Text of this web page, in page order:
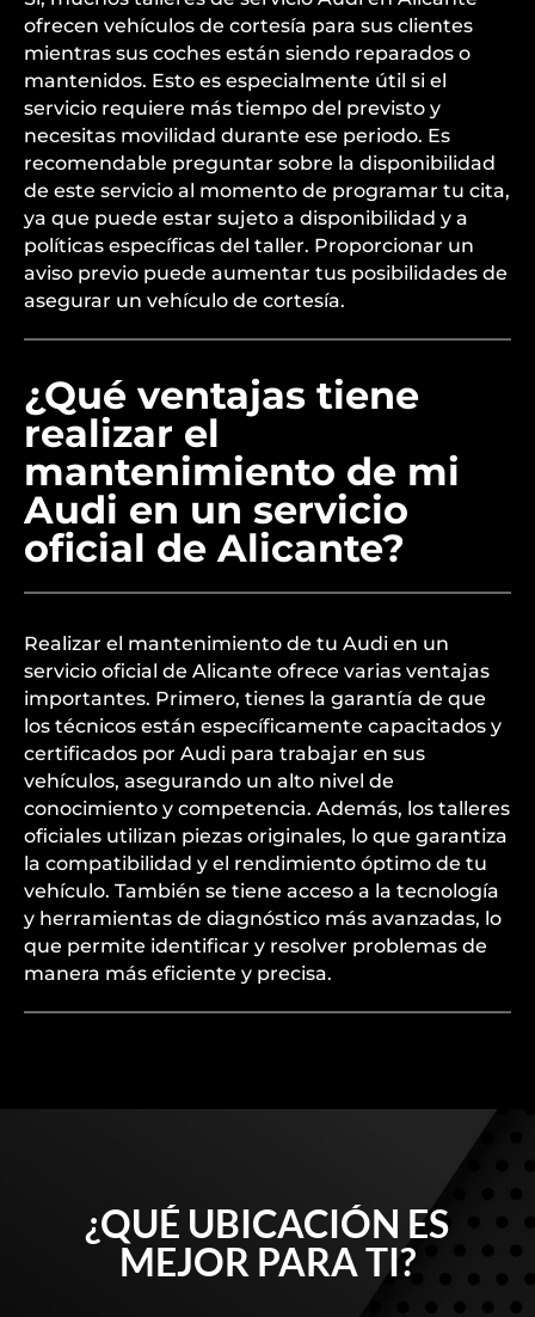
ofrecen vehículos de cortesía para sus clientes
mientras sus coches están siendo reparados o
mantenidos. Esto es especialmente útil si el
servicio requiere más tiempo del previsto y
necesitas movilidad durante ese periodo. Es
recomendable preguntar sobre la disponibilidad
de este servicio al momento de programar tu cita,
ya que puede estar sujeto a disponibilidad y a
políticas específicas del taller. Proporcionar un
aviso previo puede aumentar tus posibilidades de
asegurar un vehículo de cortesía.
¿Qué ventajas tiene
realizar el
mantenimiento de mi
Audi en un servicio
oficial de Alicante?
Realizar el mantenimiento de tu Audi en un
servicio oficial de Alicante ofrece varias ventajas
importantes. Primero, tienes la garantía de que
los técnicos están específicamente capacitados y
certificados por Audi para trabajar en sus
vehículos, asegurando un alto nivel de
conocimiento y competencia. Además, los talleres
oficiales utilizan piezas originales, lo que garantiza
la compatibilidad y el rendimiento óptimo de tu
vehículo. También se tiene acceso a la tecnología
y herramientas de diagnóstico más avanzadas, lo
que permite identificar y resolver problemas de
manera más eficiente y precisa.
¿QUÉ UBICACIÓN ES
MEJOR PARA TI?